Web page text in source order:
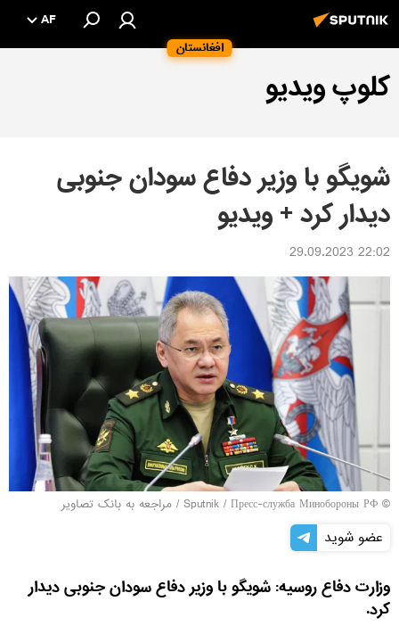
افغانستان
AF
کلوپ ویدیو
شویگو با وزیر دفاع سودان جنوبی
دیدار کرد + ویدیو
22:02 29.09.2023
© Sputnik / Пресс-служба Минобороны РФ
/ مراجعه به بانک تصاویر
عضو شوید
وزارت دفاع روسیه: شویگو با وزیر دفاع سودان جنوبی دیدار
کرد.